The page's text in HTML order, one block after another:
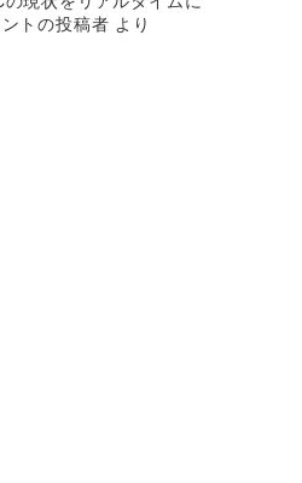
トの投稿者 より